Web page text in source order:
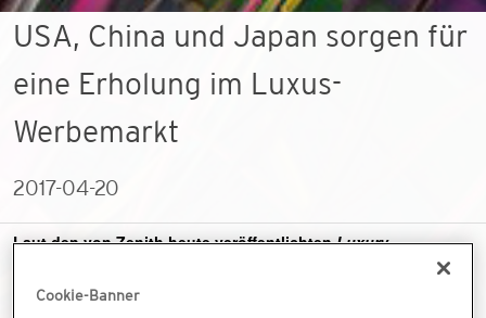
USA, China und Japan sorgen für
eine Erholung im Luxus-
Werbemarkt
2017-04-20
Laut den von Zenith heute veröffentlichtenLuxury
Werbeausgaben für Luxusartikel nach einem Rückgang um
Cookie-Banner